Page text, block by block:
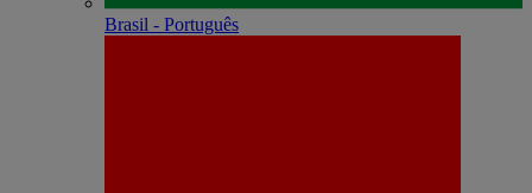
Brasil - Português